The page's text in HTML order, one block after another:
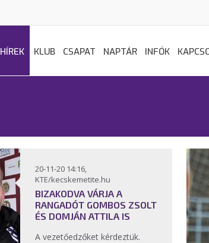
HÍREK KLUB CSAPAT NAPTÁR INFÓK
20-11-20 14:16,
KTE/kecskemetite.hu
BIZAKODVA VÁRJA A
RANGADÓT GOMBOS ZSOLT
ÉS DOMJÁN ATTILA IS
A vezetőedzőket kérdeztük.